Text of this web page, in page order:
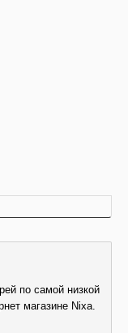
по самой низкой
магазине Nixa.